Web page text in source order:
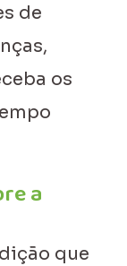
de
os
a
que